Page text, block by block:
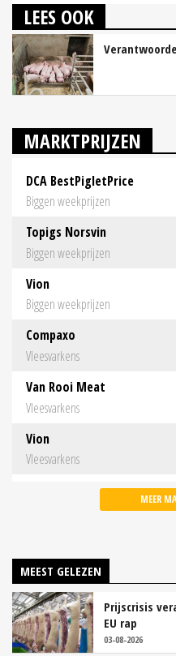
LEES OOK
MARKTPRIJZEN
DCA BestPigletPrice
Biggen weekprijzen
Topigs Norsvin
Biggen weekprijzen
Vion
Biggen weekprijzen
Compaxo
Vleesvarkens
Van Rooi Meat
Vleesvarkens
Vion
Vleesvarkens
MEER
MEEST GELEZEN
Prijscrisis
EU rap
03-08-2026